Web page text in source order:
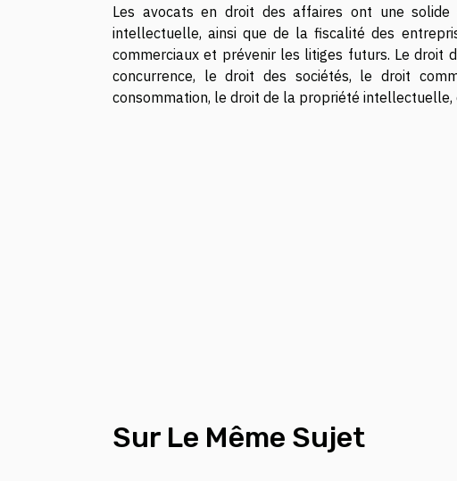
Les avocats en droit des affaires ont une
intellectuelle, ainsi que de la fiscalité des
commerciaux et prévenir les litiges futurs. Le droit
concurrence, le droit des sociétés, le droit
consommation, le droit de la propriété intellectuelle,
Sur Le Même Sujet